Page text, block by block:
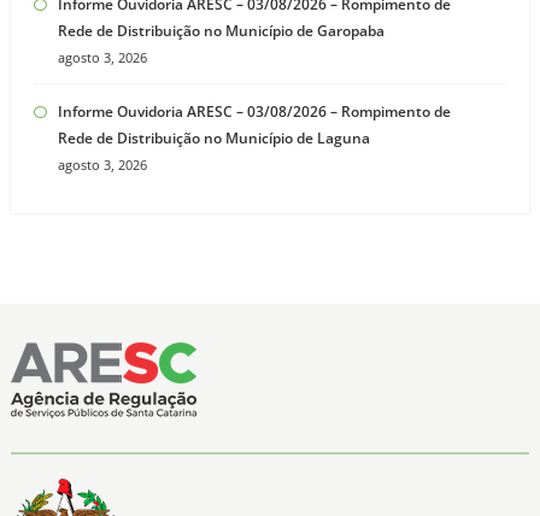
Informe Ouvidoria ARESC – 03/08/2026 – Rompimento de
Rede de Distribuição no Município de Garopaba
agosto 3, 2026
Informe Ouvidoria ARESC – 03/08/2026 – Rompimento de
Rede de Distribuição no Município de Laguna
agosto 3, 2026